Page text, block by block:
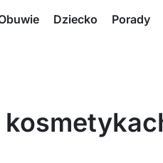
Dziecko Porady